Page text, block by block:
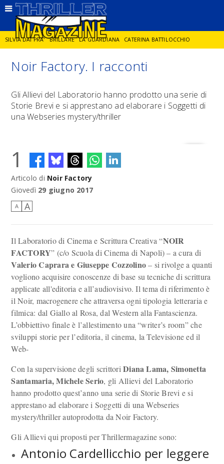
SILVIA DAI PRA' BRILLARE LA GUARDIANA CATERINA BATTILOCCHIO
JORGE DIAZ LA SPIA DELITTO IN CORNICE GIANCARLO DE CATALDO
DIEGO ZANDEL GLI ANNI DI PIETRA
Noir Factory. I racconti
Gli Allievi del Laboratorio hanno prodotto una serie di
Storie Brevi e si apprestano ad elaborare i Soggetti di
una Webseries mystery/thriller
1
Articolo di Noir Factory
Giovedì 29 giugno 2017
A A
Il Laboratorio di Cinema e Scrittura Creativa “NOIR
FACTORY” (c/o Scuola di Cinema di Napoli) – a cura di
Valerio Caprara e Giuseppe Cozzolino– si rivolge a quanti
vogliono acquisire conoscenze di base su tecniche di scrittura
applicate all'editoria e all’audiovisivo. Il tema di riferimento è
il Noir, macrogenere che attraversa ogni tipologia letteraria e
filmica: dal Giallo al Rosa, dal Western alla Fantascienza.
L’obbiettivo finale è l’allestimento una “writer’s room” che
sviluppi storie per l’editoria, il cinema, la Televisione ed il
Web-
Con la supervisione degli scrittoriDiana Lama, Simonetta
Santamaria, Michele Serio, gli Allievi del Laboratorio
hanno prodotto quest’anno una serie di Storie Brevi e si
apprestano ad elaborare i Soggetti di una Webseries
mystery/thriller autoprodotta da Noir Factory.
Gli Allievi qui proposti per Thrillermagazine sono:
Antonio Cardellicchio per leggere